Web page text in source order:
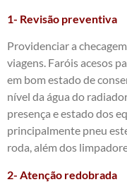
1- Revisão preventiva
Providenciar a
viagens. Faróis acesos
em bom estado de
nível da água do
presença e estado dos
principalmente pneu
roda, além dos
2- Atenção redobrada